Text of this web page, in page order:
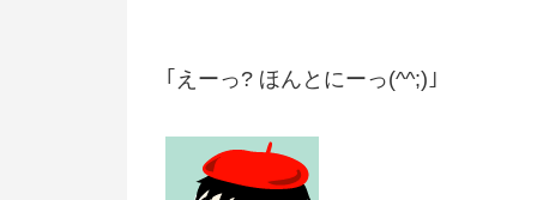
｢えーっ? ほんとにーっ(^^;)｣